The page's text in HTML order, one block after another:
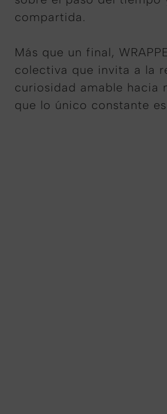
compartida.
Más que un final,
colectiva que invita a la
curiosidad amable hacia
que lo único constante